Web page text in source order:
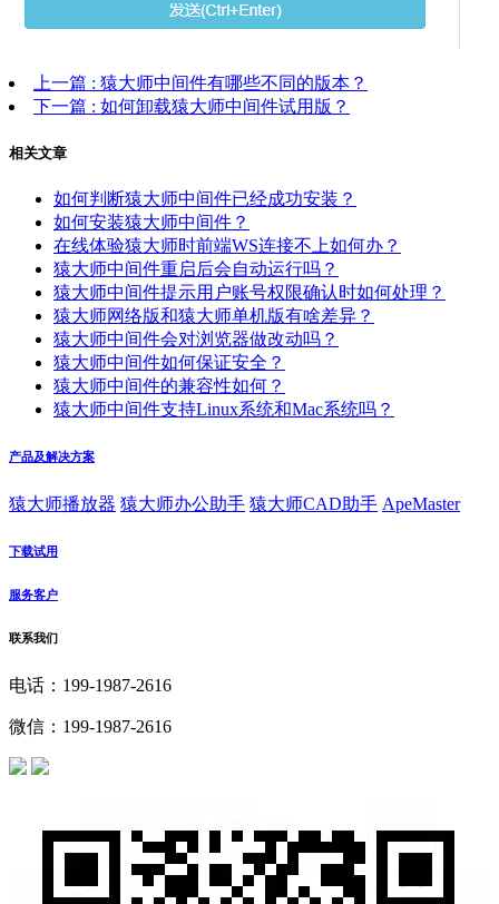
上一篇 : 猿大师中间件有哪些不同的版本？
下一篇 : 如何卸载猿大师中间件试用版？
相关文章
如何判断猿大师中间件已经成功安装？
如何安装猿大师中间件？
在线体验猿大师时前端WS连接不上如何办？
猿大师中间件重启后会自动运行吗？
猿大师中间件提示用户账号权限确认时如何处理？
猿大师网络版和猿大师单机版有啥差异？
猿大师中间件会对浏览器做改动吗？
猿大师中间件如何保证安全？
猿大师中间件的兼容性如何？
猿大师中间件支持Linux系统和Mac系统吗？
产品及解决方案
猿大师播放器 猿大师办公助手 猿大师CAD助手 ApeMaster
下载试用
服务客户
联系我们
电话：199-1987-2616
微信：199-1987-2616